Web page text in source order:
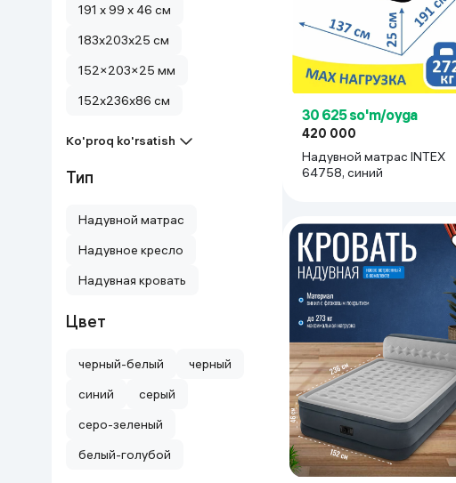
Kanselyariya
kiyimlar
191 x 99 x 46 см
183x203x25 см
152×203×25 мм
152x236x86 см
Ko'proq ko'rsatish
Тип
Надувной матрас
Надувное кресло
Надувная кровать
Цвет
черный-белый
черный
синий
серый
серо-зеленый
белый-голубой
30 625 so'm/oyga
420 000
Надувной матрас INTEX
64758, синий